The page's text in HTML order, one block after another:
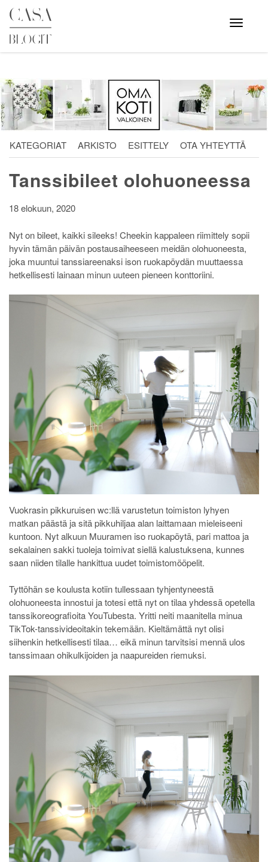
Skip
content
Avaa
valikko
KATEGORIAT ARKISTO ESITTELY OTA YHTEYTTÄ
Tanssibileet olohuoneessa
18 elokuun, 2020
Nyt on bileet, kaikki sileeks! Cheekin kappaleen riimittely sopii
hyvin tämän päivän postausaiheeseen meidän olohuoneesta,
joka muuntui tanssiareenaksi ison ruokapöydän muuttaessa
hetkellisesti lainaan minun uuteen pieneen konttoriini.
Vuokrasin pikkuruisen wc:llä varustetun toimiston lyhyen
matkan päästä ja sitä pikkuhiljaa alan laittamaan mieleiseeni
kuntoon. Nyt alkuun Muuramen iso ruokapöytä, pari mattoa ja
sekalainen sakki tuoleja toimivat siellä kalustuksena, kunnes
saan niiden tilalle hankittua uudet toimistomööpelit.
Tyttöhän se koulusta kotiin tullessaan tyhjentyneestä
olohuoneesta innostui ja totesi että nyt on tilaa yhdessä opetella
tanssikoreografioita YouTubesta. Yritti neiti maanitella minua
TikTok-tanssivideoitakin tekemään. Kieltämättä nyt olisi
siihenkin hetkellisesti tilaa… eikä minun tarvitsisi mennä ulos
tanssimaan ohikulkijoiden ja naapureiden riemuksi.